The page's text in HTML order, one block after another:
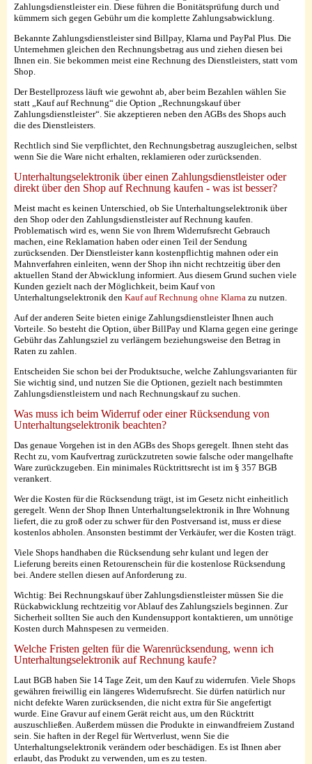
Zahlungsdienstleister ein. Diese führen die Bonitätsprüfung durch und
kümmern sich gegen Gebühr um die komplette Zahlungsabwicklung.
Bekannte Zahlungsdienstleister sind Billpay, Klarna und PayPal Plus. Die
Unternehmen gleichen den Rechnungsbetrag aus und ziehen diesen bei
Ihnen ein. Sie bekommen meist eine Rechnung des Dienstleisters, statt vom
Shop.
Der Bestellprozess läuft wie gewohnt ab, aber beim Bezahlen wählen Sie
statt „Kauf auf Rechnung“ die Option „Rechnungskauf über
Zahlungsdienstleister“. Sie akzeptieren neben den AGBs des Shops auch
die des Dienstleisters.
Rechtlich sind Sie verpflichtet, den Rechnungsbetrag auszugleichen, selbst
wenn Sie die Ware nicht erhalten, reklamieren oder zurücksenden.
Unterhaltungselektronik über einen Zahlungsdienstleister oder
direkt über den Shop auf Rechnung kaufen - was ist besser?
Meist macht es keinen Unterschied, ob Sie Unterhaltungselektronik über
den Shop oder den Zahlungsdienstleister auf Rechnung kaufen.
Problematisch wird es, wenn Sie von Ihrem Widerrufsrecht Gebrauch
machen, eine Reklamation haben oder einen Teil der Sendung
zurücksenden. Der Dienstleister kann kostenpflichtig mahnen oder ein
Mahnverfahren einleiten, wenn der Shop ihn nicht rechtzeitig über den
aktuellen Stand der Abwicklung informiert. Aus diesem Grund suchen viele
Kunden gezielt nach der Möglichkeit, beim Kauf von
Unterhaltungselektronik den Kauf auf Rechnung ohne Klarna zu nutzen.
Auf der anderen Seite bieten einige Zahlungsdienstleister Ihnen auch
Vorteile. So besteht die Option, über BillPay und Klarna gegen eine geringe
Gebühr das Zahlungsziel zu verlängern beziehungsweise den Betrag in
Raten zu zahlen.
Entscheiden Sie schon bei der Produktsuche, welche Zahlungsvarianten für
Sie wichtig sind, und nutzen Sie die Optionen, gezielt nach bestimmten
Zahlungsdienstleistern und nach Rechnungskauf zu suchen.
Was muss ich beim Widerruf oder einer Rücksendung von
Unterhaltungselektronik beachten?
Das genaue Vorgehen ist in den AGBs des Shops geregelt. Ihnen steht das
Recht zu, vom Kaufvertrag zurückzutreten sowie falsche oder mangelhafte
Ware zurückzugeben. Ein minimales Rücktrittsrecht ist im § 357 BGB
verankert.
Wer die Kosten für die Rücksendung trägt, ist im Gesetz nicht einheitlich
geregelt. Wenn der Shop Ihnen Unterhaltungselektronik in Ihre Wohnung
liefert, die zu groß oder zu schwer für den Postversand ist, muss er diese
kostenlos abholen. Ansonsten bestimmt der Verkäufer, wer die Kosten trägt.
Viele Shops handhaben die Rücksendung sehr kulant und legen der
Lieferung bereits einen Retourenschein für die kostenlose Rücksendung
bei. Andere stellen diesen auf Anforderung zu.
Wichtig: Bei Rechnungskauf über Zahlungsdienstleister müssen Sie die
Rückabwicklung rechtzeitig vor Ablauf des Zahlungsziels beginnen. Zur
Sicherheit sollten Sie auch den Kundensupport kontaktieren, um unnötige
Kosten durch Mahnspesen zu vermeiden.
Welche Fristen gelten für die Warenrücksendung, wenn ich
Unterhaltungselektronik auf Rechnung kaufe?
Laut BGB haben Sie 14 Tage Zeit, um den Kauf zu widerrufen. Viele Shops
gewähren freiwillig ein längeres Widerrufsrecht. Sie dürfen natürlich nur
nicht defekte Waren zurücksenden, die nicht extra für Sie angefertigt
wurde. Eine Gravur auf einem Gerät reicht aus, um den Rücktritt
auszuschließen. Außerdem müssen die Produkte in einwandfreiem Zustand
sein. Sie haften in der Regel für Wertverlust, wenn Sie die
Unterhaltungselektronik verändern oder beschädigen. Es ist Ihnen aber
erlaubt, das Produkt zu verwenden, um es zu testen.